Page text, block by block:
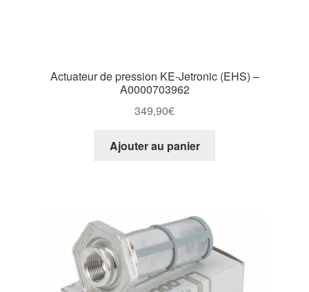
Actuateur de pression KE-Jetronic (EHS) –
A0000703962
349,90€
Ajouter au panier